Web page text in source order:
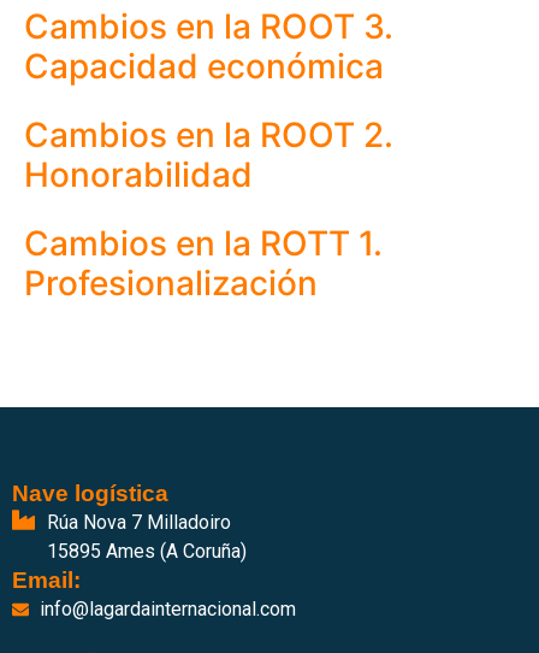
Cambios en la ROOT 3.
Capacidad económica
Cambios en la ROOT 2.
Honorabilidad
Cambios en la ROTT 1.
Profesionalización
Nave logística
Rúa Nova 7 Milladoiro
15895 Ames (A Coruña)
Email:
info@lagardainternacional.com